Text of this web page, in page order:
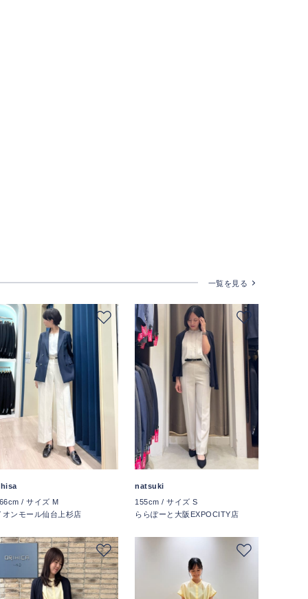
一覧を見る
/ サイズ M
オンモール仙台上杉店
natsuki
155cm / サイズ S
ららぽーと大阪EXPOCITY店